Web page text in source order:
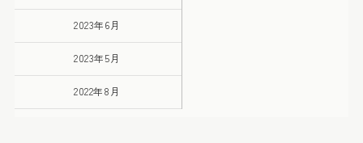
2023年6月
2023年5月
2022年8月